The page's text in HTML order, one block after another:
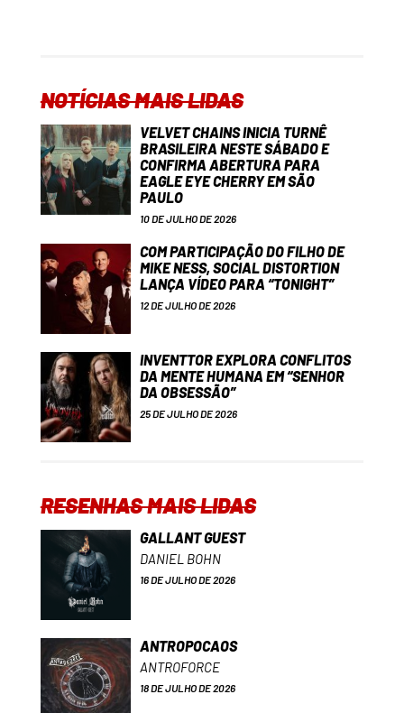
NOTÍCIAS MAIS LIDAS
VELVET CHAINS INICIA TURNÊ
BRASILEIRA NESTE SÁBADO E
CONFIRMA ABERTURA PARA
EAGLE EYE CHERRY EM SÃO
PAULO
10 DE JULHO DE 2026
COM PARTICIPAÇÃO DO FILHO DE
MIKE NESS, SOCIAL DISTORTION
LANÇA VÍDEO PARA “TONIGHT”
12 DE JULHO DE 2026
INVENTTOR EXPLORA CONFLITOS
DA MENTE HUMANA EM “SENHOR
DA OBSESSÃO”
25 DE JULHO DE 2026
RESENHAS MAIS LIDAS
GALLANT GUEST
DANIEL BOHN
16 DE JULHO DE 2026
ANTROPOCAOS
ANTROFORCE
18 DE JULHO DE 2026